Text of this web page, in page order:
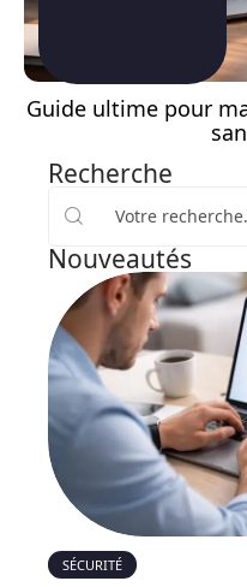
Guide ultime pour
Recherche
Nouveautés
SÉCURITÉ